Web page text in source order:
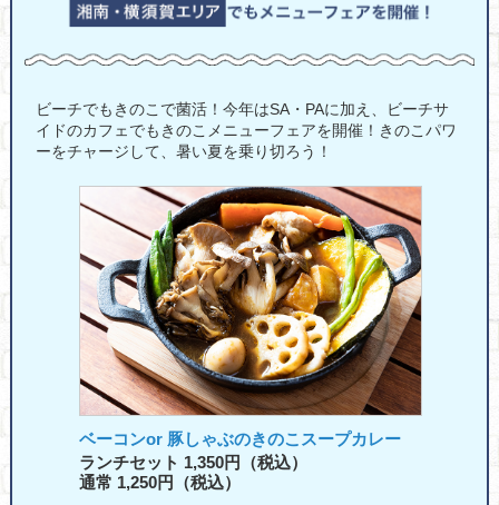
ビーチでもきのこで菌活！今年はSA・PAに加え、ビーチサ
イドのカフェでもきのこメニューフェアを開催！きのこパワ
ーをチャージして、暑い夏を乗り切ろう！
ベーコンor 豚しゃぶのきのこスープカレー
ランチセット 1,350円（税込）
通常 1,250円（税込）